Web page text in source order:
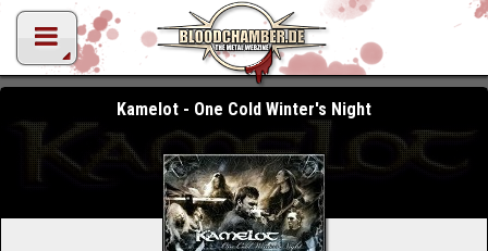
Kamelot - One Cold Winter's Night